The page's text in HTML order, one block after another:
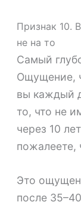
Признак 10.
не на то
Самый
Ощущение,
вы каждый
то, что не
через 10
пожалеете,
Это
после